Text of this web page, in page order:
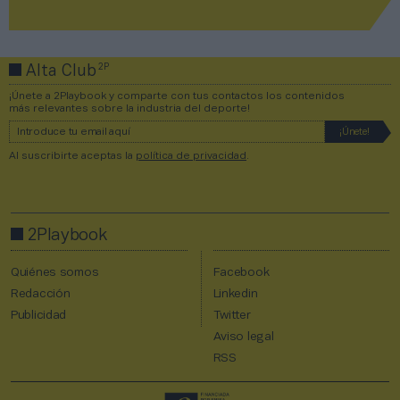
Alta Club2P
¡Únete a 2Playbook y comparte con tus contactos los contenidos
más relevantes sobre la industria del deporte!
Al suscribirte aceptas la política de privacidad
2Playbook
Quiénes somos
Redacción
Publicidad
Facebook
Linkedin
Twitter
Aviso legal
RSS